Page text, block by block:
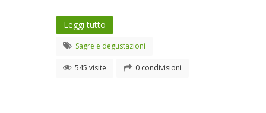
Leggi tutto
Sagre e degustazioni
545 visite 0 condivisioni